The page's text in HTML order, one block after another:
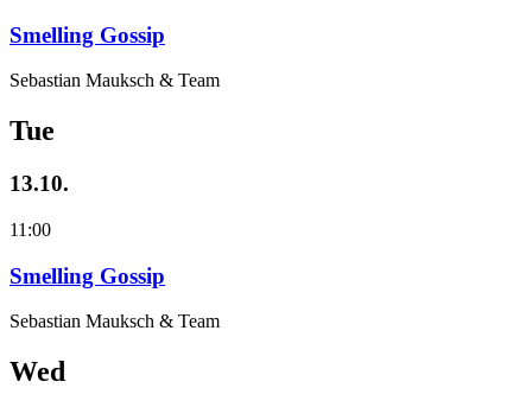
Smelling Gossip
Sebastian Mauksch & Team
Tue
13.10.
11:00
Smelling Gossip
Sebastian Mauksch & Team
Wed